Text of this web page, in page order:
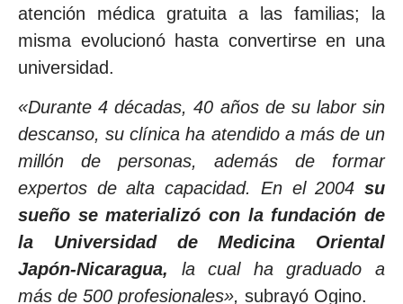
atención médica gratuita a las familias; la
misma evolucionó hasta convertirse en una
universidad.
«Durante 4 décadas, 40 años de su labor sin
descanso, su clínica ha atendido a más de un
millón de personas, además de formar
expertos de alta capacidad. En el 2004 su
sueño se materializó con la fundación de
la Universidad de Medicina Oriental
Japón-Nicaragua, la cual ha graduado a
más de 500 profesionales», subrayó Ogino.